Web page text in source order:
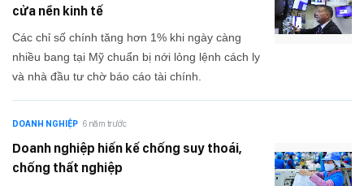
cửa nền kinh tế
Các chỉ số chính tăng hơn 1% khi ngày càng
nhiều bang tại Mỹ chuẩn bị nới lỏng lệnh cách ly
và nhà đầu tư chờ báo cáo tài chính.
DOANH NGHIỆP 6 năm trước
Doanh nghiệp hiến kế chống suy thoái,
chống thất nghiệp